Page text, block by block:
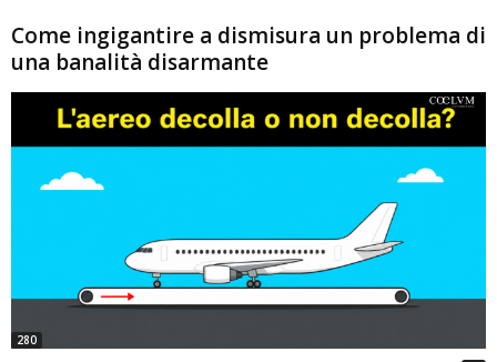
Come ingigantire a dismisura un problema di
una banalità disarmante
280